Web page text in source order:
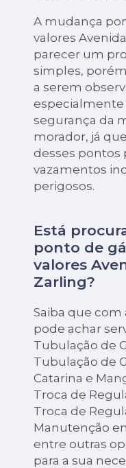
A mudança
valores
parecer um
simples,
a serem
especialmente
segurança da
morador, já
desses pontos
vazamentos
perigosos.
Está
ponto de
valores
Zarling?
Saiba que com
pode achar
Tubulação de
Tubulação de
Catarina e
Troca de
Troca de
Manutenção
entre outras
para a sua